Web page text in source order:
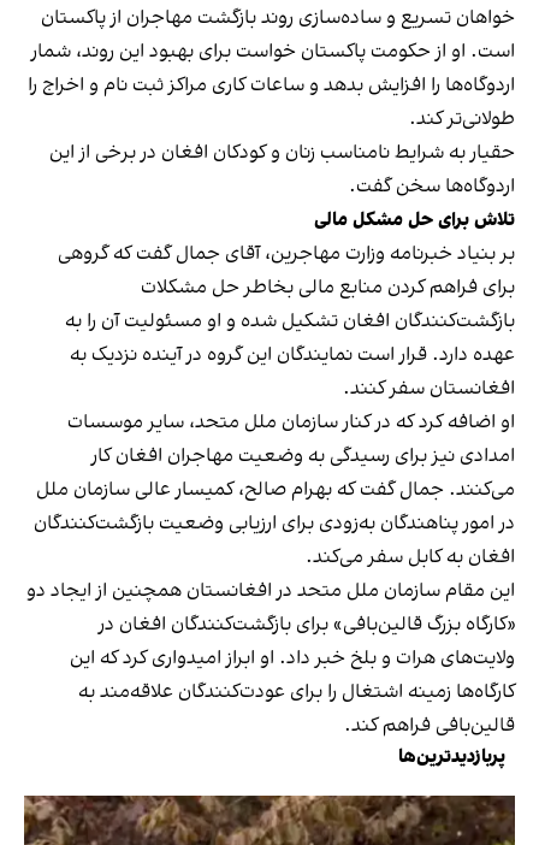
خواهان تسریع و ساده‌سازی روند بازگشت مهاجران از پاکستان
است. او از حکومت پاکستان خواست برای بهبود این روند، شمار
اردوگاه‌ها را افزایش بدهد و ساعات کاری مراکز ثبت نام و اخراج را
طولانی‌تر کند.
حقیار به شرایط نامناسب زنان و کودکان افغان در برخی از این
اردوگاه‌ها سخن گفت.
تلاش برای حل مشکل مالی
بر بنیاد خبرنامه وزارت مهاجرین، آقای جمال گفت که گروهی
برای فراهم کردن منابع مالی بخاطر حل مشکلات
بازگشت‌کنندگان افغان تشکیل شده و او مسئولیت آن را به
عهده دارد. قرار است نمایندگان این گروه در آینده نزدیک به
افغانستان سفر کنند.
او اضافه کرد که در کنار سازمان ملل متحد، سایر موسسات
امدادی نیز برای رسیدگی به وضعیت مهاجران افغان کار
می‌کنند. جمال گفت که بهرام صالح، کمیسار عالی سازمان ملل
در امور پناهندگان به‌زودی برای ارزیابی وضعیت بازگشت‌کنندگان
افغان به کابل سفر می‌کند.
این مقام سازمان ملل متحد در افغانستان همچنین از ایجاد دو
«کارگاه بزرگ قالین‌بافی» برای بازگشت‌کنندگان افغان در
ولایت‌های هرات و بلخ خبر داد. او ابراز امیدواری کرد که این
کارگاه‌ها زمینه اشتغال را برای عودت‌کنندگان علاقه‌مند به
قالین‌بافی فراهم کند.
پربازدیدترین‌ها